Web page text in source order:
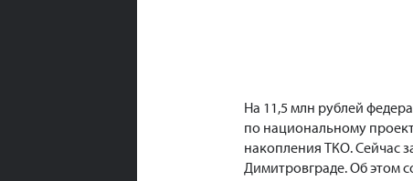
На 11,5 млн рублей
по национальному
накопления ТКО. Сейчас
Димитровграде. Об этом